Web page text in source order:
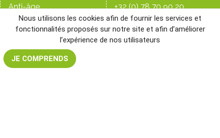
Anti-âge
Détox
Digestion
Peau, ongles & cheveux
Perte de poids
+32 (0) 78 70 90 20
+33 (0)9 70 44 16 45
+352 28 33 98 98
Le blog
Nous utilisons les cookies afin de fournir les services et
fonctionnalités proposés sur notre site et afin d’améliorer
l’expérience de nos utilisateurs
JE COMPRENDS